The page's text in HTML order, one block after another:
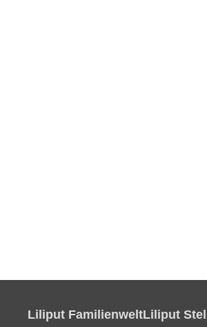
Liliput FamilienweltLiliput